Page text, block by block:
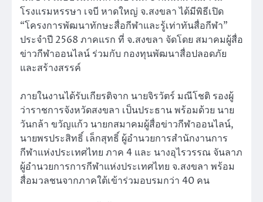
โรงแรมหรรษา เจบี หาดใหญ่ จ.สงขลา ได้มีพิธีเปิด
“โครงการพัฒนาทักษะสื่อกีฬาและรู้เท่าทันสื่อกีฬา”
ประจำปี 2568 ภาคแรก ที่ จ.สงขลา จัดโดย สมาคมผู้สื่อ
ข่าวกีฬาออนไลน์ ร่วมกับ กองทุนพัฒนาสื่อปลอดภัย
และสร้างสรรค์
ภายในงานได้รับเกียรติจาก นายจิรวัตร์ มณีโชติ รองผู้
ว่าราชการจังหวัดสงขลา เป็นประธาน พร้อมด้วย นาย
วันกล้า ขวัญแก้ว นายกสมาคมผู้สื่อข่าวกีฬาออนไลน์,
นายพรประสิทธิ์ เล็กสุทธิ์ ผู้อำนวยการสำนักงานการ
กีฬาแห่งประเทศไทย ภาค 4 และ นางอุไรวรรณ จันลาภ
ผู้อำนวยการการกีฬาแห่งประเทศไทย จ.สงขลา พร้อม
สื่อมวลชนจากภาคใต้เข้าร่วมอบรมกว่า 40 คน